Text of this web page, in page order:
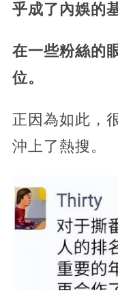
乎成了內娛的
在一些粉絲的
位。
正因為如此，
沖上了熱搜。